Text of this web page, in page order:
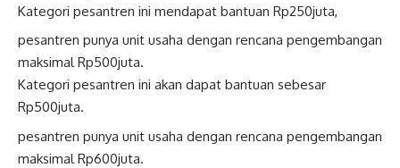
Kategori pesantren ini mendapat bantuan Rp250juta,
pesantren punya unit usaha dengan rencana pengembangan
maksimal Rp500juta.
Kategori pesantren ini akan dapat bantuan sebesar
Rp500juta.
pesantren punya unit usaha dengan rencana pengembangan
maksimal Rp600juta.